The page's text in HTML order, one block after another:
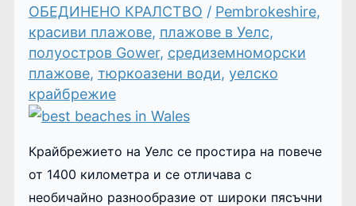
ОБЕДИНЕНО КРАЛСТВО / Pembrokeshire,
красиви плажове, плажове в Уелс,
полуостров Gower, средиземноморски
плажове, тюркоазени води, уелско
крайбрежие
Крайбрежието на Уелс се простира на повече
от 1400 километра и се отличава с
необичайно разнообразие от широки пясъчни